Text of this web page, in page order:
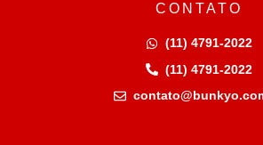
CONTATO
(11) 4791-2022
(11) 4791-2022